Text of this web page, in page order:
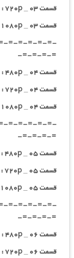
قسمت ۰۳ _ ۷۲۰p : | لینک مستقیم |
قسمت ۰۳ _ ۱۰۸۰p : | لینک مستقیم |
=-=-=-=-=-
=-=-=-=-
قسمت ۰۴ _ ۴۸۰p : | لینک مستقیم |
قسمت ۰۴ _ ۷۲۰p : | لینک مستقیم |
قسمت ۰۴ _ ۱۰۸۰p : | لینک مستقیم |
=-=-=-=-=-
=-=-=-=-
قسمت ۰۵ _ ۴۸۰p : | لینک مستقیم |
قسمت ۰۵ _ ۷۲۰p : | لینک مستقیم |
قسمت ۰۵ _ ۱۰۸۰p : | لینک مستقیم |
=-=-=-=-=-
=-=-=-=-
قسمت ۰۶ _ ۴۸۰p : | لینک مستقیم |
قسمت ۰۶ _ ۷۲۰p : | لینک مستقیم |